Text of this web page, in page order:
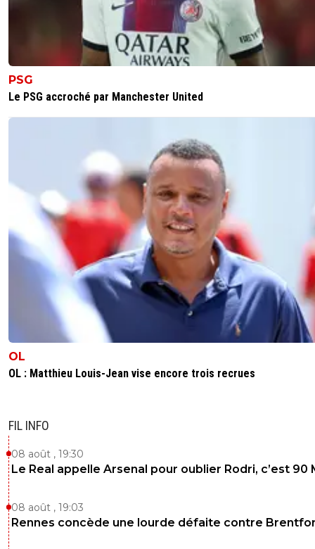
PSG
Le PSG accroché par Manchester United
OL
OL : Matthieu Louis-Jean vise encore trois recrues
FIL INFO
08 août , 19:30
Le Real appelle Arsenal pour oublier Rodri, c’est 90
08 août , 19:03
Rennes concède une lourde défaite contre